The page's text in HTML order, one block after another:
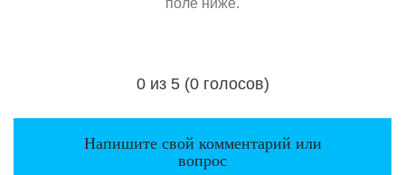
поле ниже.
Загрузка...
0 из 5 (0 голосов)
Напишите свой комментарий или
вопрос